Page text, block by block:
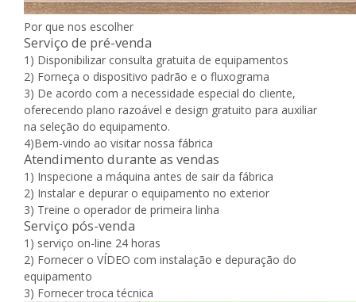
Por que nos escolher
Serviço de pré-venda
1) Disponibilizar consulta gratuita de equipamentos
2) Forneça o dispositivo padrão e o fluxograma
3) De acordo com a necessidade especial do cliente,
oferecendo plano razoável e design gratuito para auxiliar
na seleção do equipamento.
4)Bem-vindo ao visitar nossa fábrica
Atendimento durante as vendas
1) Inspecione a máquina antes de sair da fábrica
2) Instalar e depurar o equipamento no exterior
3) Treine o operador de primeira linha
Serviço pós-venda
1) serviço on-line 24 horas
2) Fornecer o VÍDEO com instalação e depuração do
equipamento
3) Fornecer troca técnica